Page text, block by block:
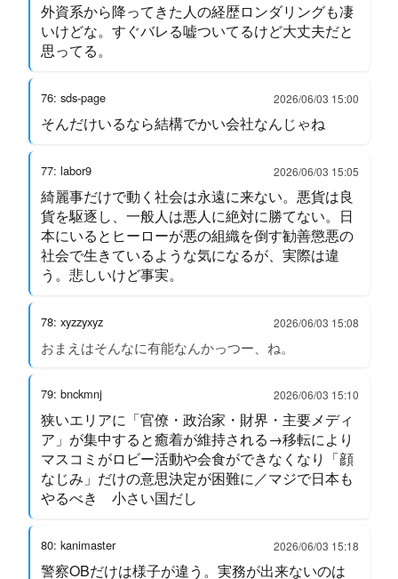
外資系から降ってきた人の経歴ロンダリングも凄
いけどな。すぐバレる嘘ついてるけど大丈夫だと
思ってる。
76: sds-page 2026/06/03 15:00
そんだけいるなら結構でかい会社なんじゃね
77: labor9 2026/06/03 15:05
綺麗事だけで動く社会は永遠に来ない。悪貨は良
貨を駆逐し、一般人は悪人に絶対に勝てない。日
本にいるとヒーローが悪の組織を倒す勧善懲悪の
社会で生きているような気になるが、実際は違
う。悲しいけど事実。
78: xyzzyxyz 2026/06/03 15:08
おまえはそんなに有能なんかっつー、ね。
79: bnckmnj 2026/06/03 15:10
狭いエリアに「官僚・政治家・財界・主要メディ
ア」が集中すると癒着が維持される→移転により
マスコミがロビー活動や会食ができなくなり「顔
なじみ」だけの意思決定が困難に／マジで日本も
やるべき 小さい国だし
80: kanimaster 2026/06/03 15:18
警察OBだけは様子が違う。実務が出来ないのは